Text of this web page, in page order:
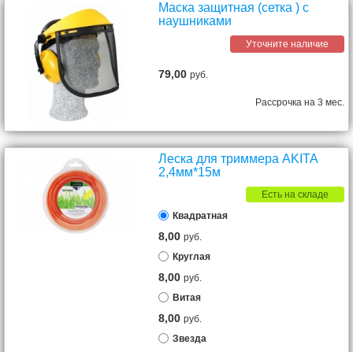
Маска защитная (сетка ) с
наушниками
Уточните наличие
79,00руб.
Рассрочка на 3 мес.
Леска для триммера AKITA
2,4мм*15м
Есть на складе
Квадратная
8,00руб.
Круглая
8,00руб.
Витая
8,00руб.
Звезда